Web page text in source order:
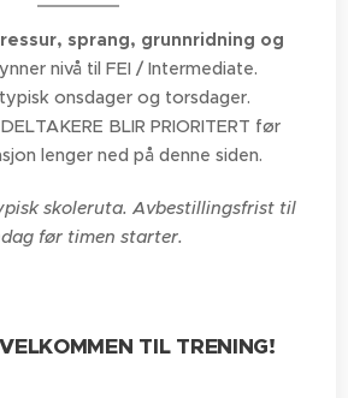
sprang, grunnridning og
nivå til FEI / Intermediate.
onsdager og torsdager.
BLIR PRIORITERT før
lenger ned på denne siden.
skoleruta. Avbestillingsfrist til
søndag før timen starter.
TIL TRENING!